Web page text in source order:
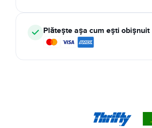
Plătește așa cum ești obișnuit